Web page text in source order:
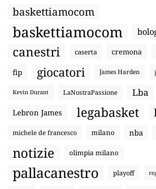
baskettiamocom
baskettiamocom
canestri caserta cremona
fip giocatori James Harden
Kevin Durant LaNostraPassione Lba
Lebron James legabasket
michele de francesco milano nba
notizie olimpia milano
pallacanestro playoff